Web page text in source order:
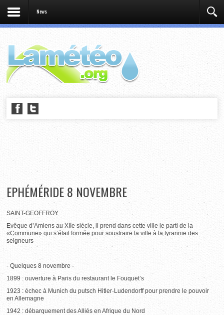
News
EPHÉMÉRIDE 8 NOVEMBRE
SAINT-GEOFFROY
Evêque d’Amiens au XIIe siècle, il prend dans cette ville le parti de la
«Commune» qui s’était formée pour soustraire la ville à la tyrannie des
seigneurs
- Quelques 8 novembre -
1899 : ouverture à Paris du restaurant le Fouquet’s
1923 : échec à Munich du putsch Hitler-Ludendorff pour prendre le pouvoir
en Allemagne
1942 : débarquement des Alliés en Afrique du Nord